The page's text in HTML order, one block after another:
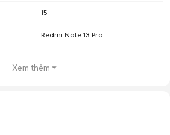
15
Redmi Note 13 Pro
Xem thêm